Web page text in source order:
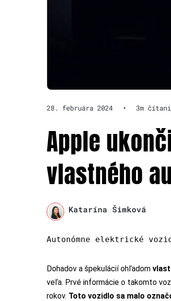
28. februára 2024 • 3m
Apple
vlastného
Katarína Šimková
Autonómne elektrické
Dohadov a špekulácií ohľadom
veľa. Prvé informácie o takomto
rokov. Toto vozidlo sa malo